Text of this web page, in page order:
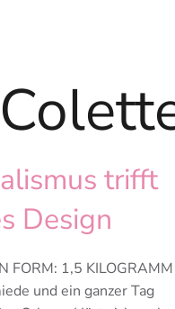
trifft
Design
FORM: 1,5 KILOGRAMM
und ein ganzer Tag